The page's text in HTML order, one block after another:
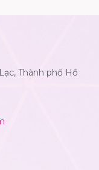
Thành phố Hồ